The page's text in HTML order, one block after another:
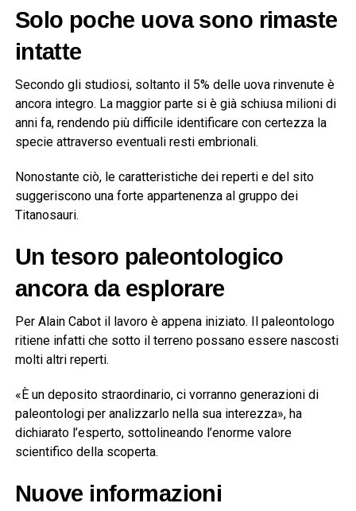
Solo poche uova sono rimaste
intatte
Secondo gli studiosi, soltanto il 5% delle uova rinvenute è
ancora integro. La maggior parte si è già schiusa milioni di
anni fa, rendendo più difficile identificare con certezza la
specie attraverso eventuali resti embrionali.
Nonostante ciò, le caratteristiche dei reperti e del sito
suggeriscono una forte appartenenza al gruppo dei
Titanosauri.
Un tesoro paleontologico
ancora da esplorare
Per Alain Cabot il lavoro è appena iniziato. Il paleontologo
ritiene infatti che sotto il terreno possano essere nascosti
molti altri reperti.
«È un deposito straordinario, ci vorranno generazioni di
paleontologi per analizzarlo nella sua interezza», ha
dichiarato l’esperto, sottolineando l’enorme valore
scientifico della scoperta.
Nuove informazioni